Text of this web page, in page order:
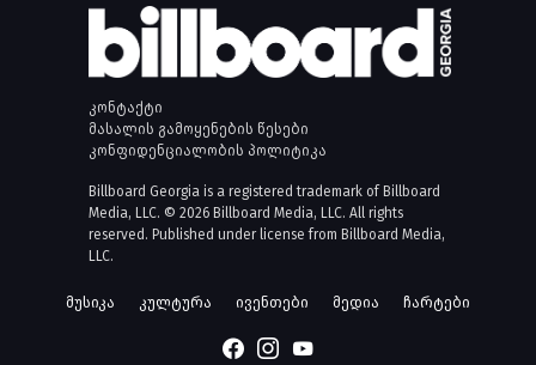
კონტაქტი
მასალის გამოყენების წესები
კონფიდენციალობის პოლიტიკა
Billboard Georgia is a registered trademark of Billboard
Media, LLC. © 2026 Billboard Media, LLC. All rights
reserved. Published under license from Billboard Media,
LLC.
მუსიკა კულტურა ივენთები მედია ჩარტები